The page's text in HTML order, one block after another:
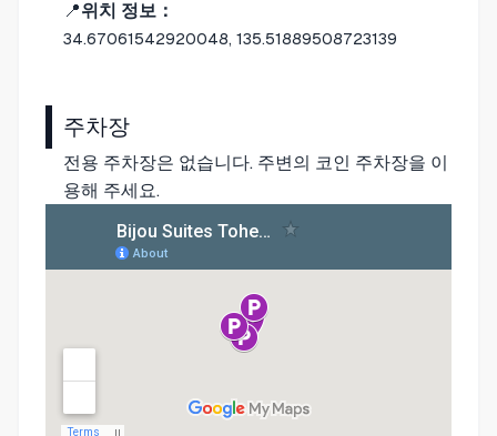
📍위치 정보：
34.67061542920048, 135.51889508723139
주차장
전용 주차장은 없습니다. 주변의 코인 주차장을 이
용해 주세요.